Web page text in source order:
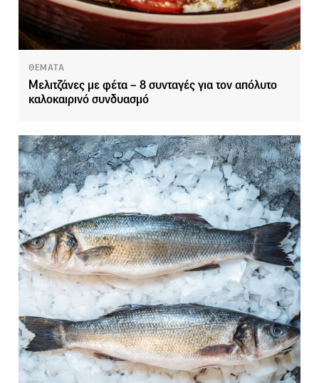
ΘΕΜΑΤΑ
Μελιτζάνες με φέτα – 8 συνταγές για τον απόλυτο
καλοκαιρινό συνδυασμό